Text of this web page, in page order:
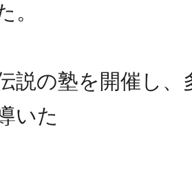
。
説の塾を開催し
いた